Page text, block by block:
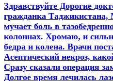
Здравствуйте Дорогие
гражданка Таджикистана,
мучает боль в
колоннах. Хромаю, и
бедра и колена. Врачи
Асептический некроз,
Сразу сказали операция
Долгое время лечилась